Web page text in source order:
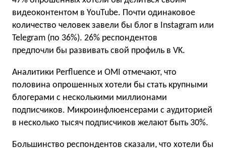
видеоконтентом в YouTube. Почти одинаковое
количество человек завели бы блог в Instagram или
Telegram (по 36%). 26% респондентов
предпочли бы развивать свой профиль в VK.
Аналитики Perfluence и OMI отмечают, что
половина опрошенных хотели бы стать крупными
блогерами с несколькими миллионами
подписчиков. Микроинфлюенсерами с аудиторией
в несколько тысяч подписчиков желают быть 30%.
Большинство респондентов сказали, что хотели бы